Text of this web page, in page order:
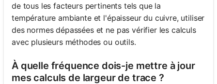
de tous les facteurs pertinents tels que la
température ambiante et l'épaisseur du cuivre, utiliser
des normes dépassées et ne pas vérifier les calculs
avec plusieurs méthodes ou outils.
À quelle fréquence dois-je mettre à jour
mes calculs de largeur de trace ?